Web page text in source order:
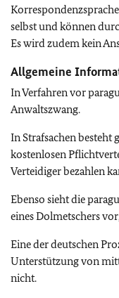
selbst und können
Es wird zudem kein
Allgemeine
In Verfahren vor
Anwaltszwang.
In Strafsachen besteht
kostenlosen
Verteidiger bezahlen
Ebenso sieht die
eines Dolmetschers
Eine der deutschen
Unterstützung von
nicht.